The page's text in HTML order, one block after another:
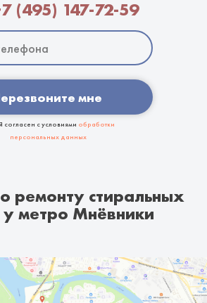
мне
Я согласен с условиями обработки
персональных данных
(495) 147-72-59
ремонту стиральных
метро Мнёвники